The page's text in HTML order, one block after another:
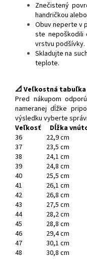
Znečistený
handričkou
Obuv neperte v
ste nepoškodili
vrstvu podšívky.
Skladujte na
teplote.
📐 Veľkostná tabuľka
Pred nákupom
nameranej dĺžke
výsledku vyberte
Veľkosť Dĺžka
36 22,9
37
23,5 cm
38
24,1 cm
39
24,8 cm
40
25,5 cm
41
26,1 cm
42
26,8 cm
43
27,5 cm
44
28,2 cm
45
28,8 cm
46
29,4 cm
47
30,1 cm
48
30,8 cm